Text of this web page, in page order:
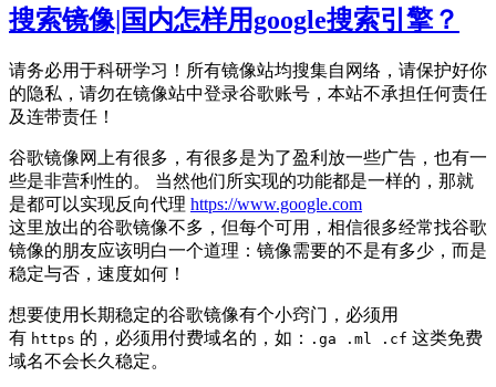
搜索镜像|国内怎样用google搜索引擎？
请务必用于科研学习！所有镜像站均搜集自网络，请保护好你
的隐私，请勿在镜像站中登录谷歌账号，本站不承担任何责任
及连带责任！
谷歌镜像网上有很多，有很多是为了盈利放一些广告，也有一
些是非营利性的。 当然他们所实现的功能都是一样的，那就
是都可以实现反向代理 https://www.google.com
这里放出的谷歌镜像不多，但每个可用，相信很多经常找谷歌
镜像的朋友应该明白一个道理：镜像需要的不是有多少，而是
稳定与否，速度如何！
想要使用长期稳定的谷歌镜像有个小窍门，必须用
有 https 的，必须用付费域名的，如： .ga .ml .cf 这类免费
域名不会长久稳定。